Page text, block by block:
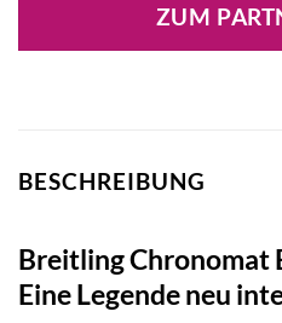
ZUM
BESCHREIBUNG
Breitling Chronomat
Eine Legende neu